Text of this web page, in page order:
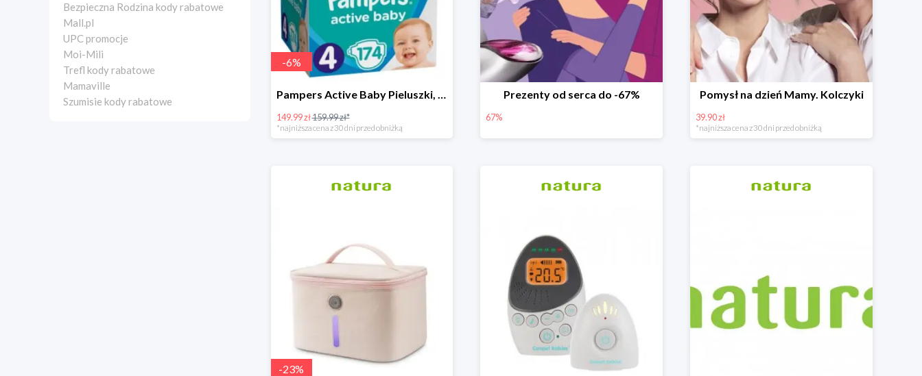
Bezpieczna Rodzina kody rabatowe
Mall.pl
UPC promocje
Moi-Mili
Trefl kody rabatowe
Mamaville
Szumisie kody rabatowe
-6%
Pampers Active Baby Pieluszki, rozmiar 4
149.99 zł159.99 zł*
*najniższa cena z 30 dni przed obniżką
Prezenty od serca do -67%
67%
Pomysł na dzień Mamy. Kolczyki
39.90 zł
*najniższa cena z 30 dni przed obniżką
-23%